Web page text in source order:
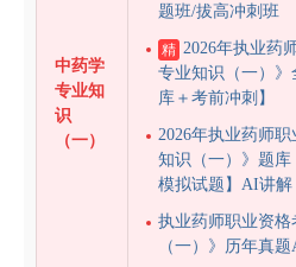
中药学
专业知
识
（一）
题班/拔高冲刺班
精 2026年执业药
专业知识（一）
库＋考前冲刺】
2026年执业药师
知识（一）》题库
模拟试题】AI讲解
执业药师职业资
（一）》历年真